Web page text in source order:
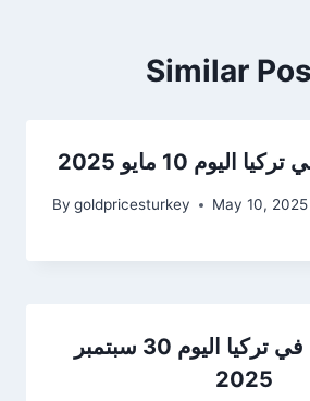
Similar
10 مايو 2025
By goldpricesturkey May 10, 2025
سعر الذهب في تركيا اليوم 30 سبتمبر
2025